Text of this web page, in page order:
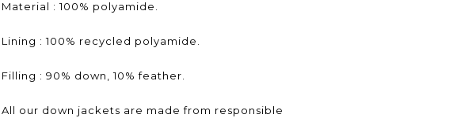
Material : 100% polyamide.
Lining : 100% recycled polyamide.
Filling : 90% down, 10% feather.
All our down jackets are made from responsible